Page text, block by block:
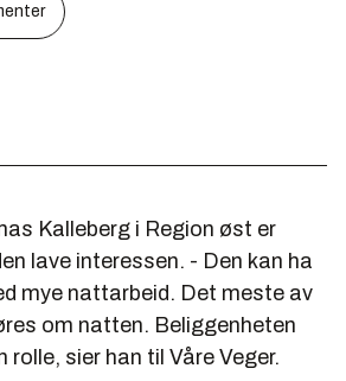
Kalleberg i Region øst er
lave interessen. - Den kan ha
mye nattarbeid. Det meste av
om natten. Beliggenheten
rolle, sier han til Våre Veger.